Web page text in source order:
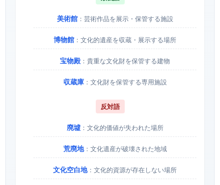
美術館：芸術作品を展示・保管する施設
博物館 ：文化的遺産を収蔵・展示する場所
宝物殿 ：貴重な文化財を保管する建物
収蔵庫：文化財を保管する専用施設
反対語
廃墟：文化的価値が失われた場所
荒廃地：文化遺産が破壊された地域
文化空白地：文化的資源が存在しない場所